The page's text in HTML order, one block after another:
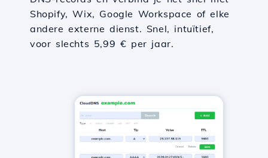
Shopify, Wix, Google Workspace of elke
andere externe dienst. Snel, intuïtief,
voor slechts 5,99 € per jaar.